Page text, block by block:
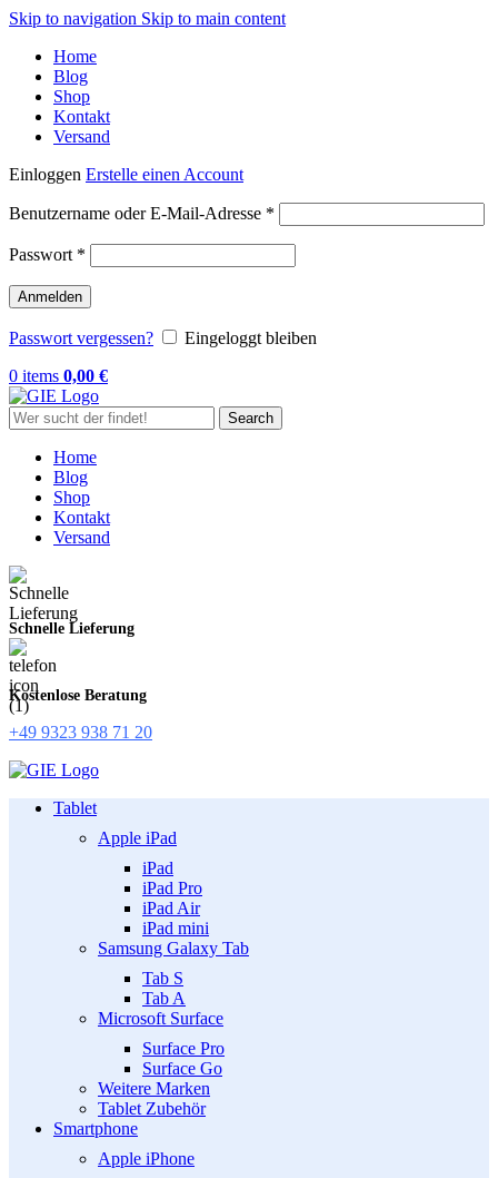
Skip to navigation Skip to main content
Home
Blog
Shop
Kontakt
Versand
Einloggen Erstelle einen Account
Benutzername oder E-Mail-Adresse *
Passwort *
Anmelden
Passwort vergessen?
Eingeloggt bleiben
0 items 0,00 €
Search
Home
Blog
Shop
Kontakt
Versand
Schnelle Lieferung
Kostenlose Beratung
+49 9323 938 71 20
Tablet
Apple iPad
iPad
iPad Pro
iPad Air
iPad mini
Samsung Galaxy Tab
Tab S
Tab A
Microsoft Surface
Surface Pro
Surface Go
Weitere Marken
Tablet Zubehör
Smartphone
Apple iPhone